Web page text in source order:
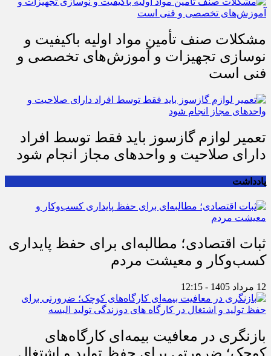
مشکلات صنف تأمین مواد اولیه باکیفیت و
نوسازی تجهیزات و آموزش‌های تخصصی و
فنی است
تعمیر لوازم گازسوز باید فقط توسط افراد
دارای صلاحیت و واحدهای مجاز انجام شود
یادداشت
ثبات اقتصادی؛ مطالبه‌ای برای حفظ پایداری
کسب‌وکار و معیشت مردم
12 مرداد 1405 - 12:15
بازنگری در معافیت بیمه‌ای کارگاه‌های